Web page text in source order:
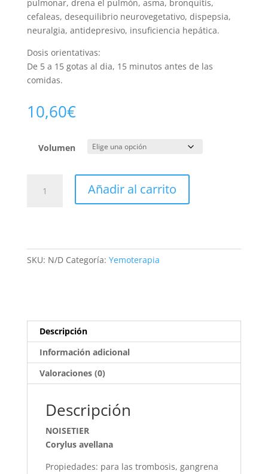
pulmonar, drena el pulmón, asma, bronquitis,
cefaleas, desequilibrio neurovegetativo, dispepsia,
neuralgia, antidepresivo, insuficiencia hepática.
Dosis orientativas:
De 5 a 15 gotas al dia, 15 minutos antes de las
comidas.
10,60€
Volumen
Añadir al carrito
SKU: N/D Categoría: Yemoterapia
Descripción
Información adicional
Valoraciones (0)
Descripción
NOISETIER
Corylus avellana
Propiedades: para las trombosis, gangrena